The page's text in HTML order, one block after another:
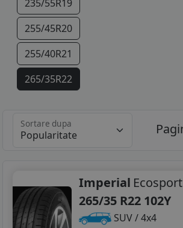
235/55R19
255/45R20
255/40R21
265/35R22
Sortare dupa
Imperial
265/35 R22 102Y
SUV / 4x4